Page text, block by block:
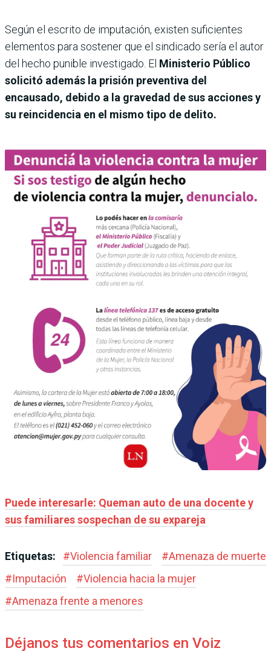
Según el escrito de imputación, existen suficientes
elementos para sostener que el sindicado sería el autor
del hecho punible investigado. El Ministerio Público
solicitó además la prisión preventiva del
encausado, debido a la gravedad de sus acciones y
su reincidencia en el mismo tipo de delito.
Puede interesarle: Queman auto de una docente y
sus familiares sospechan de su expareja
Etiquetas: #Violencia familiar #Amenaza de muerte
#Imputación #Violencia hacia la mujer
#Amenaza frente a menores
Déjanos tus comentarios en Voiz